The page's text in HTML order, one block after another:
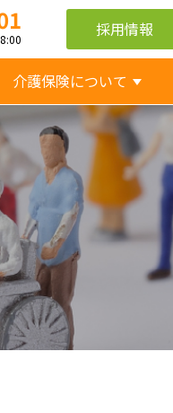
採用情報
介護保険について